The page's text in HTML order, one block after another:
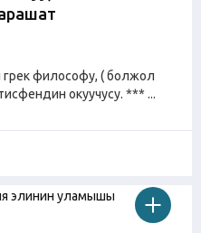
философу, ( болжол
окуучусу. *** ...